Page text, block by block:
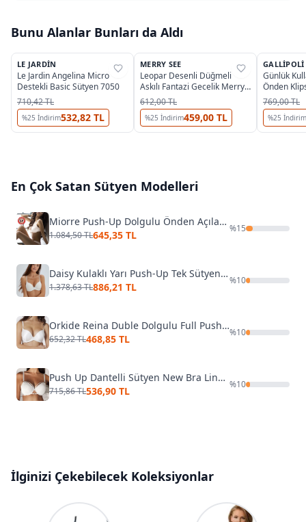
Bunu Alanlar Bunları da Aldı
%31
LE JARDIN
Le Jardin Angelina Micro
Destekli Basic Sütyen 7050
710,42 TL
%25 İndirim532,82 TL
%35
MERRY SEE
Leopar Desenli Düğmeli
Askılı Fantazi Gecelik Merry
See MS2367
612,00 TL
%25 İndirim459,00 TL
%25
GALLIPOLI
Günlük
Önden
Gallipoli
769,00 TL
%25 İndirim
En Çok Satan Sütyen Modelleri
Miorre Push-Up Dolgulu Önden Açılabilir Sütyen
1.084,50 TL645,35 TL
%15
Daisy Kulaklı Yarı Push-Up Tek Sütyen Eros ERSK111
1.378,63 TL886,21 TL
%10
Orkide Reina Duble Dolgulu Full Push-up 2 Beden Büyüten Sütyen
652,32 TL468,85 TL
%10
Push Up Dantelli Sütyen New Bra Lingerie 3023
715,86 TL536,90 TL
%10
İlginizi Çekebilecek Koleksiyonlar